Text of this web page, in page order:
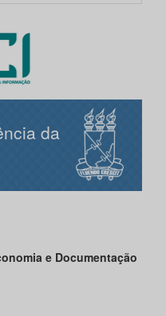
da
e Documentação